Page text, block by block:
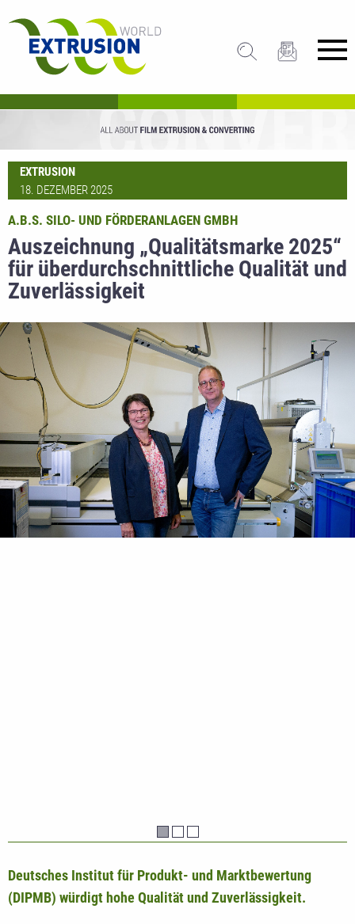
EXTRUSION
18. DEZEMBER 2025
Auszeichnung „Qualitätsmarke 2025“
für überdurchschnittliche Qualität und
Zuverlässigkeit
A.B.S. SILO- UND FÖRDERANLAGEN GMBH
Deutsches Institut für Produkt- und Marktbewertung
(DIPMB) würdigt hohe Qualität und Zuverlässigkeit.